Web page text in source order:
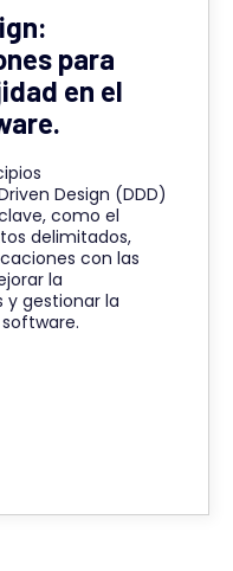
para
en el
Design (DDD)
como el
delimitados,
con las
la
gestionar la